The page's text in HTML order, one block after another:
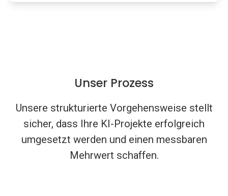
Unser Prozess
Unsere strukturierte Vorgehensweise stellt
sicher, dass Ihre KI-Projekte erfolgreich
umgesetzt werden und einen messbaren
Mehrwert schaffen.